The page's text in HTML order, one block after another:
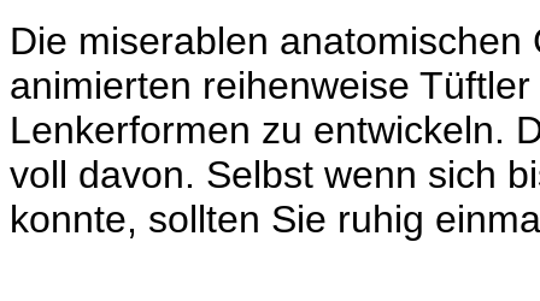
Die miserablen
animierten reihenweise
Lenkerformen zu entwickeln.
voll davon. Selbst wenn sich
konnte, sollten Sie ruhig